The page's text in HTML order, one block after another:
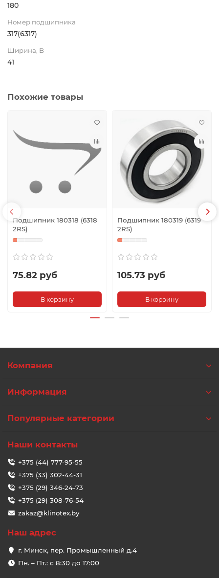
180
Номер подшипника
317(6317)
Ширина, B
41
Похожие товары
Подшипник 180318 (6318
2RS)
75.82 руб
В корзину
Подшипник 180319 (6319
2RS)
105.73 руб
В корзину
Компания
Информация
Популярные категории
Наши контакты
+375 (44) 777-95-55
+375 (33) 302-44-31
+375 (29) 346-24-73
+375 (29) 308-76-54
zakaz@klinotex.by
Наш адрес
г. Минск, пер. Промышленный д.4
Пн. – Пт.: с 8:30 до 17:00